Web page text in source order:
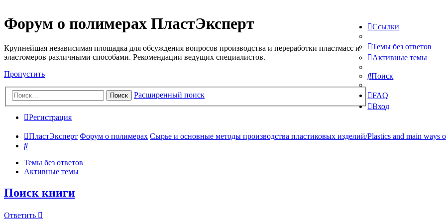
Форум о полимерах ПластЭксперт
Крупнейшая независимая площадка для обсуждения вопросов производства и переработки пластмасс и
эластомеров различными способами. Рекомендации ведущих специалистов.
Пропустить
Поиск Расширенный поиск
Ссылки
Темы без ответов
Активные темы
Поиск
FAQ
Вход
Регистрация
ПластЭксперт Форум о полимерах Сырье и основные методы производства пластиковых изделий/Plastics and main ways
Поиск
Темы без ответов
Активные темы
Поиск книги
Ответить